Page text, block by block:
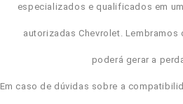
especializados e qualificados em
autorizadas Chevrolet. Lembramos
poderá gerar a
Em caso de dúvidas sobre a